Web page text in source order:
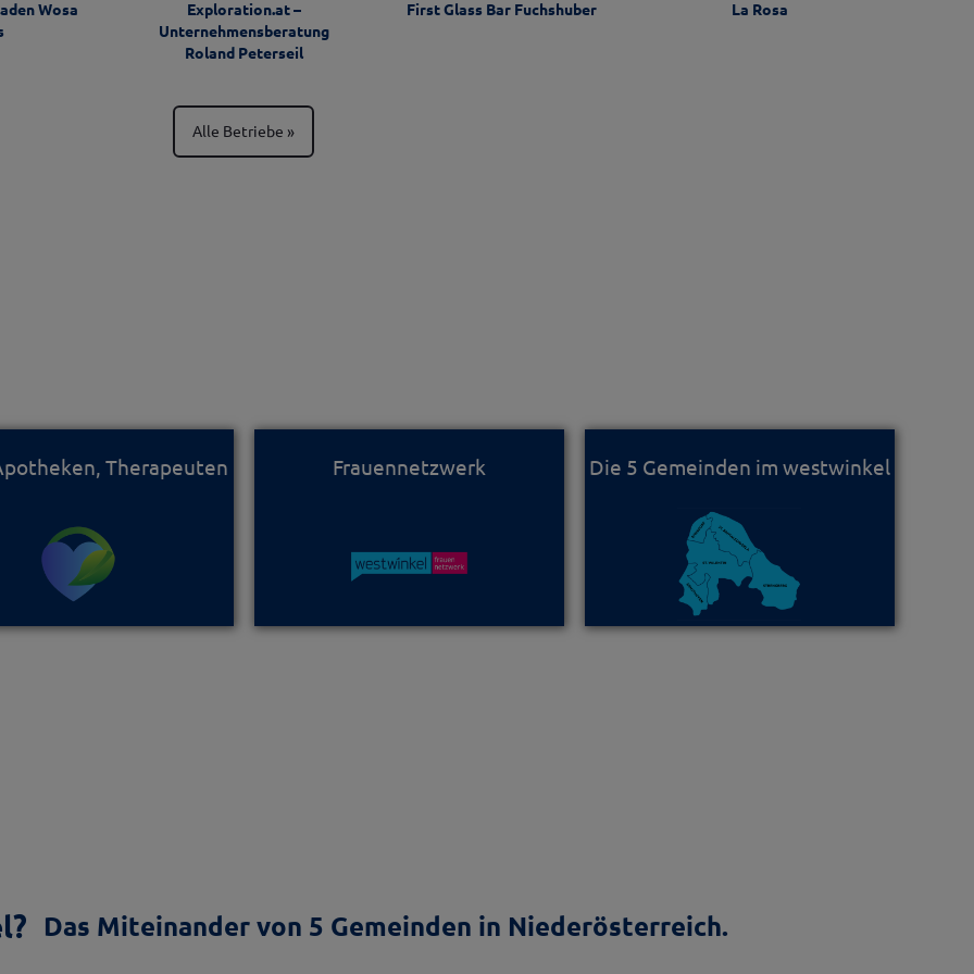
Wosa
Exploration.at –
Unternehmensberatung
Roland Peterseil
First Glass Bar Fuchshuber La Rosa
Alle Betriebe
Therapeuten Frauennetzwerk Die 5 Gemeinden im westwinkel
Das Miteinander von 5 Gemeinden in Niederösterreich.